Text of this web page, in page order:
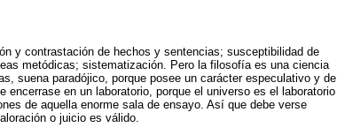
y contrastación de hechos y sentencias; susceptibilidad de
metódicas; sistematización. Pero la filosofía es una ciencia
suena paradójico, porque posee un carácter especulativo y de
en un laboratorio, porque el universo es el laboratorio
de aquella enorme sala de ensayo. Así que debe verse
o juicio es válido.